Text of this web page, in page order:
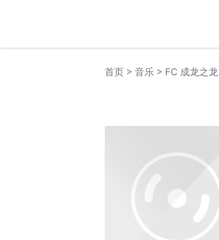
首页 > 音乐 > FC 成龙之龙